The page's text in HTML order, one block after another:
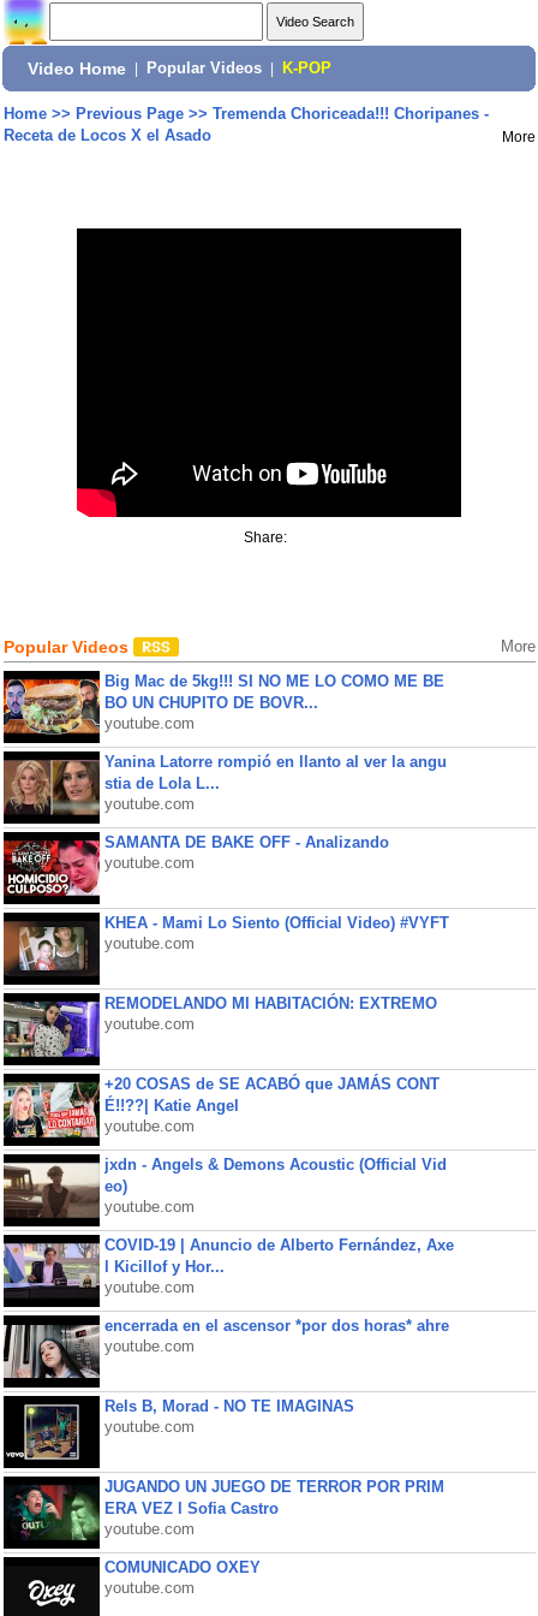
Video Home Popular Videos K-POP
Home>> Previous Page>> Tremenda Choriceada!!! Choripanes -
Receta de Locos X el Asado
More
Share:
Popular Videos More
Big Mac de 5kg!!! SI NO ME LO COMO ME BE
BO UN CHUPITO DE BOVR...
youtube.com
Yanina Latorre rompió en llanto al ver la angu
stia de Lola L...
youtube.com
SAMANTA DE BAKE OFF - Analizando
youtube.com
KHEA - Mami Lo Siento (Official Video) #VYFT
youtube.com
REMODELANDO MI HABITACIÓN: EXTREMO
youtube.com
+20 COSAS de SE ACABÓ que JAMÁS CONT
É!!??| Katie Angel
youtube.com
jxdn - Angels & Demons Acoustic (Official Vid
eo)
youtube.com
COVID-19 | Anuncio de Alberto Fernández, Axe
l Kicillof y Hor...
youtube.com
encerrada en el ascensor *por dos horas* ahre
youtube.com
Rels B, Morad - NO TE IMAGINAS
youtube.com
JUGANDO UN JUEGO DE TERROR POR PRIM
ERA VEZ l Sofia Castro
youtube.com
COMUNICADO OXEY
youtube.com